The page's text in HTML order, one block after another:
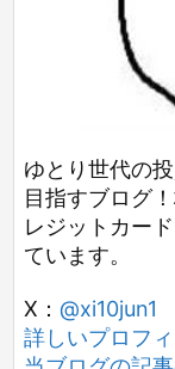
ゆとり世代の
目指すブログ
レジットカー
ています。
X： @xi10jun1
詳しいプロフ